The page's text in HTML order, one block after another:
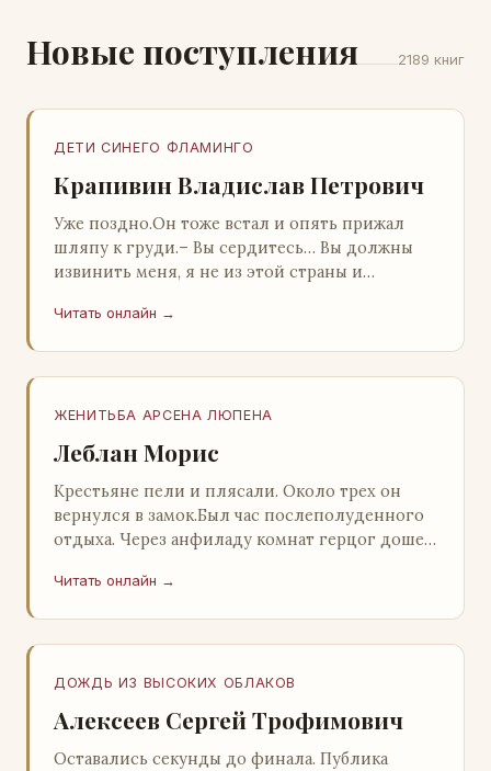
Новые поступления 2189 книг
ДЕТИ СИНЕГО ФЛАМИНГО
Крапивин Владислав Петрович
Уже поздно.Он тоже встал и опять прижал
шляпу к груди.– Вы сердитесь… Вы должны
извинить меня, я не из этой страны и
прошу: выс…
Читать онлайн →
ЖЕНИТЬБА АРСЕНА ЛЮПЕНА
Леблан Морис
Крестьяне пели и плясали. Около трех он
вернулся в замок.Был час послеполуденного
отдыха. Через анфиладу комнат герцог дошел
во…
Читать онлайн →
ДОЖДЬ ИЗ ВЫСОКИХ ОБЛАКОВ
Алексеев Сергей Трофимович
Оставались секунды до финала. Публика